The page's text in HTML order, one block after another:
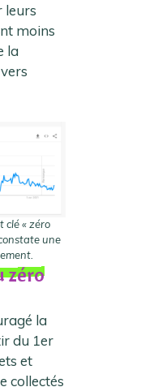
leurs
moins
la
clé « zéro
une
zéro
la
du 1er
et
collectés